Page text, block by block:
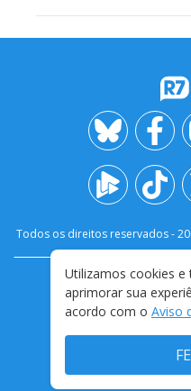
Todos os direitos reservados -
FALE
TERMOS E
Utilizamos cookies e
aprimorar sua
acordo com o Aviso